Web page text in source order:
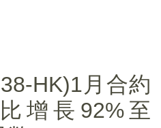
HK)1月合約
增長92%至